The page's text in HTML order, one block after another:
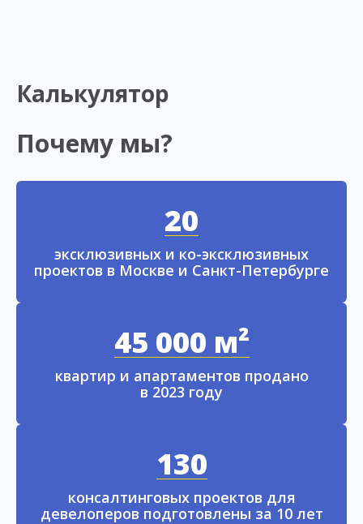
Калькулятор
Почему мы?
20
эксклюзивных и ко-эксклюзивных
проектов в Москве и Санкт-Петербурге
45 000 м²
квартир и апартаментов продано
в 2023 году
130
консалтинговых проектов для
девелоперов подготовлены за 10 лет